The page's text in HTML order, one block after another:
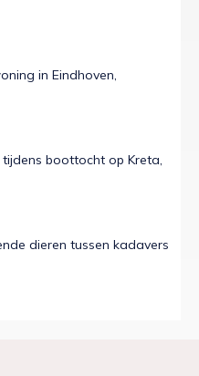
in Eindhoven,
boottocht op Kreta,
dieren tussen kadavers